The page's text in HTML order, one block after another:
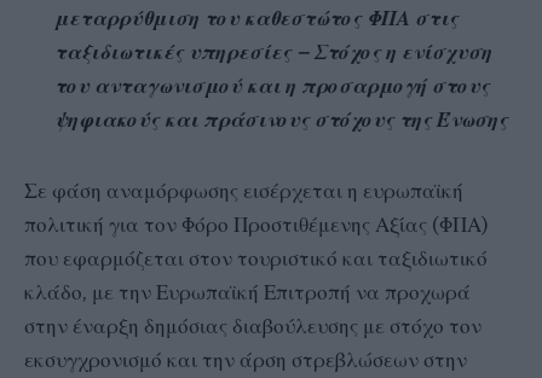
μεταρρύθμιση του καθεστώτος ΦΠΑ στις
ταξιδιωτικές υπηρεσίες – Στόχος η ενίσχυση
του ανταγωνισμού και η προσαρμογή στους
ψηφιακούς και πράσινους στόχους της Ένωσης
Σε φάση αναμόρφωσης εισέρχεται η ευρωπαϊκή
πολιτική για τον Φόρο Προστιθέμενης Αξίας (ΦΠΑ)
που εφαρμόζεται στον τουριστικό και ταξιδιωτικό
κλάδο, με την Ευρωπαϊκή Επιτροπή να προχωρά
στην έναρξη δημόσιας διαβούλευσης με στόχο τον
εκσυγχρονισμό και την άρση στρεβλώσεων στην